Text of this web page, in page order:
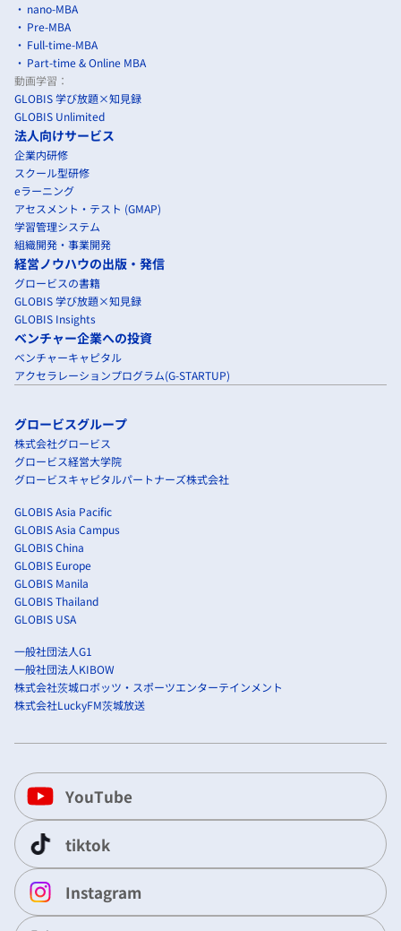
nano-MBA
Pre-MBA
Full-time-MBA
Part-time & Online MBA
動画学習：
GLOBIS 学び放題×知見録
GLOBIS Unlimited
法人向けサービス
企業内研修
スクール型研修
eラーニング
アセスメント・テスト (GMAP)
学習管理システム
組織開発・事業開発
経営ノウハウの出版・発信
グロービスの書籍
GLOBIS 学び放題×知見録
GLOBIS Insights
ベンチャー企業への投資
ベンチャーキャピタル
アクセラレーションプログラム(G-STARTUP)
グロービスグループ
株式会社グロービス
グロービス経営大学院
グロービスキャピタルパートナーズ株式会社
GLOBIS Asia Pacific
GLOBIS Asia Campus
GLOBIS China
GLOBIS Europe
GLOBIS Manila
GLOBIS Thailand
GLOBIS USA
一般社団法人G1
一般社団法人KIBOW
株式会社茨城ロボッツ・スポーツエンターテインメント
株式会社LuckyFM茨城放送
YouTube
tiktok
Instagram